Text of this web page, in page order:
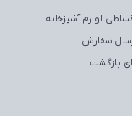
لوازم آشپزخانه
سفارش
بازگشت